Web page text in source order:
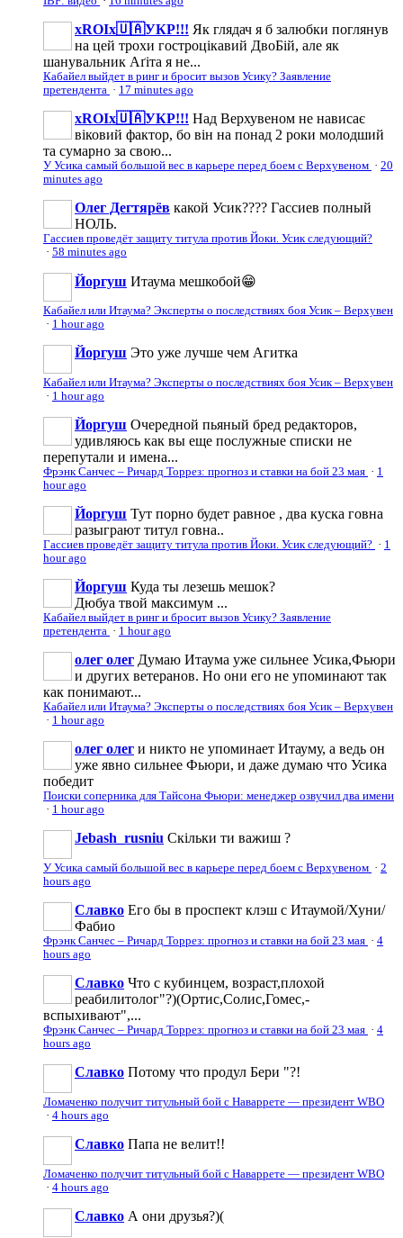
xROIx🇺🇦УКР!!! Як глядач я б залюбки поглянув
на цей трохи гостроцікавий ДвоБій, але як
шанувальник Аґіта я не...
Кабайел выйдет в ринг и бросит вызов Усику? Заявление
претендента · 17 minutes ago
xROIx🇺🇦УКР!!! Над Верхувеном не нависає
віковий фактор, бо він на понад 2 роки молодший
та сумарно за свою...
У Усика самый большой вес в карьере перед боем с Верхувеном · 20
minutes ago
Олег Дегтярёв какой Усик???? Гассиев полный
НОЛЬ.
Гассиев проведёт защиту титула против Йоки. Усик следующий?
· 58 minutes ago
Йоргуш Итаума мешкобой😁
Кабайел или Итаума? Эксперты о последствиях боя Усик – Верхувен
· 1 hour ago
Йоргуш Это уже лучше чем Агитка
Кабайел или Итаума? Эксперты о последствиях боя Усик – Верхувен
· 1 hour ago
Йоргуш Очередной пьяный бред редакторов,
удивляюсь как вы еще послужные списки не
перепутали и имена...
Фрэнк Санчес – Ричард Торрез: прогноз и ставки на бой 23 мая · 1
hour ago
Йоргуш Тут порно будет равное , два куска говна
разыграют титул говна..
Гассиев проведёт защиту титула против Йоки. Усик следующий? · 1
hour ago
Йоргуш Куда ты лезешь мешок?
Дюбуа твой максимум ...
Кабайел выйдет в ринг и бросит вызов Усику? Заявление
претендента · 1 hour ago
олег олег Думаю Итаума уже сильнее Усика,Фьюри
и других ветеранов. Но они его не упоминают так
как понимают...
Кабайел или Итаума? Эксперты о последствиях боя Усик – Верхувен
· 1 hour ago
олег олег и никто не упоминает Итауму, а ведь он
уже явно сильнее Фьюри, и даже думаю что Усика
победит
Поиски соперника для Тайсона Фьюри: менеджер озвучил два имени
· 1 hour ago
Jebash_rusniu Скільки ти важиш ?
У Усика самый большой вес в карьере перед боем с Верхувеном · 2
hours ago
Славко Его бы в проспект клэш с Итаумой/Хуни/
Фабио
Фрэнк Санчес – Ричард Торрез: прогноз и ставки на бой 23 мая · 4
hours ago
Славко Что с кубинцем, возраст,плохой
реабилитолог"?)(Ортис,Солис,Гомес,-
вспыхивают",...
Фрэнк Санчес – Ричард Торрез: прогноз и ставки на бой 23 мая · 4
hours ago
Славко Потому что продул Бери "?!
Ломаченко получит титульный бой с Наваррете — президент WBO
· 4 hours ago
Славко Папа не велит!!
Ломаченко получит титульный бой с Наваррете — президент WBO
· 4 hours ago
Славко А они друзья?)(